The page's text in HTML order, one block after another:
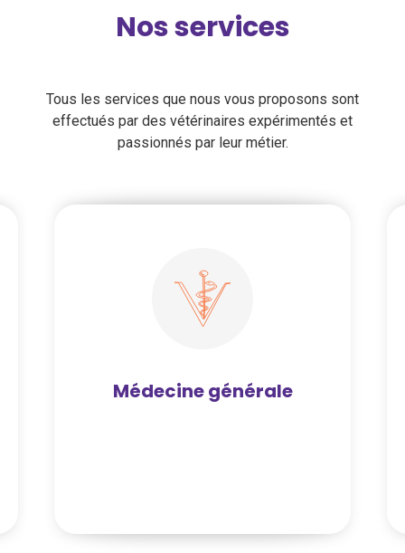
Nos services
Tous les services que nous vous proposons sont
effectués par des vétérinaires expérimentés et
passionnés par leur métier.
Médecine générale